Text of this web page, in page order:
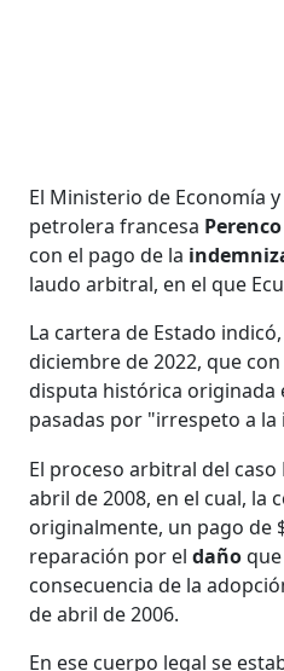
El Ministerio de Economía
petrolera francesa Perenco
con el pago de la
laudo arbitral, en el que
La cartera de Estado
diciembre de 2022, que
disputa histórica originada
pasadas por "irrespeto a
El proceso arbitral del
abril de 2008, en el cual, la
originalmente, un pago de
reparación por eldaño
consecuencia de la
de abril de 2006.
En ese cuerpo legal se